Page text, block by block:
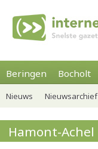
Beringen Bocholt
Nieuws Nieuwsarchief
Hamont-Achel